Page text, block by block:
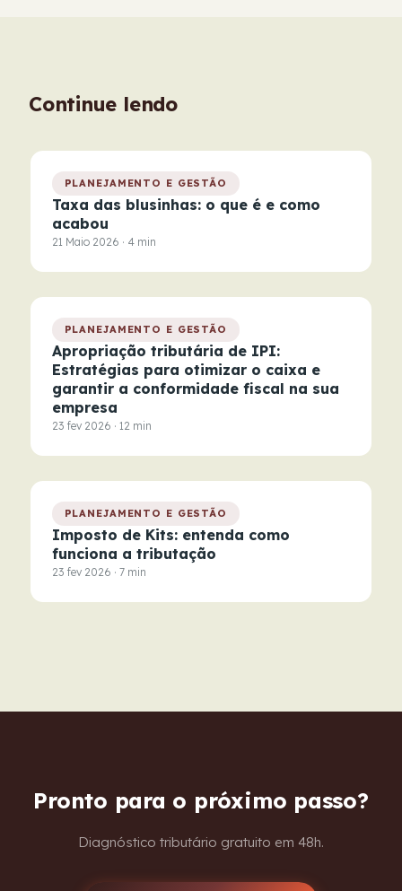
Continue lendo
PLANEJAMENTO E GESTÃO
Taxa das blusinhas: o que é e como
acabou
21 Maio 2026 · 4 min
PLANEJAMENTO E GESTÃO
Apropriação tributária de IPI:
Estratégias para otimizar o caixa e
garantir a conformidade fiscal na sua
empresa
23 fev 2026 · 12 min
PLANEJAMENTO E GESTÃO
Imposto de Kits: entenda como
funciona a tributação
23 fev 2026 · 7 min
Pronto para o próximo passo?
Diagnóstico tributário gratuito em 48h.